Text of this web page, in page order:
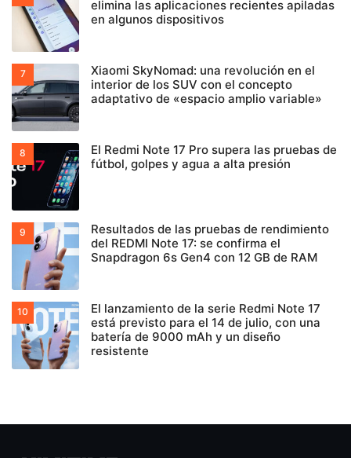
elimina las aplicaciones recientes apiladas
en algunos dispositivos
Xiaomi SkyNomad: una revolución en el
interior de los SUV con el concepto
adaptativo de «espacio amplio variable»
El Redmi Note 17 Pro supera las pruebas de
fútbol, golpes y agua a alta presión
Resultados de las pruebas de rendimiento
del REDMI Note 17: se confirma el
Snapdragon 6s Gen4 con 12 GB de RAM
El lanzamiento de la serie Redmi Note 17
está previsto para el 14 de julio, con una
batería de 9000 mAh y un diseño
resistente